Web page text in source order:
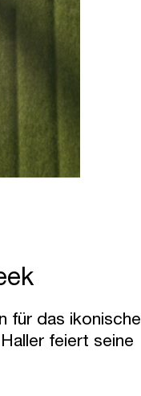
für das ikonische
feiert seine